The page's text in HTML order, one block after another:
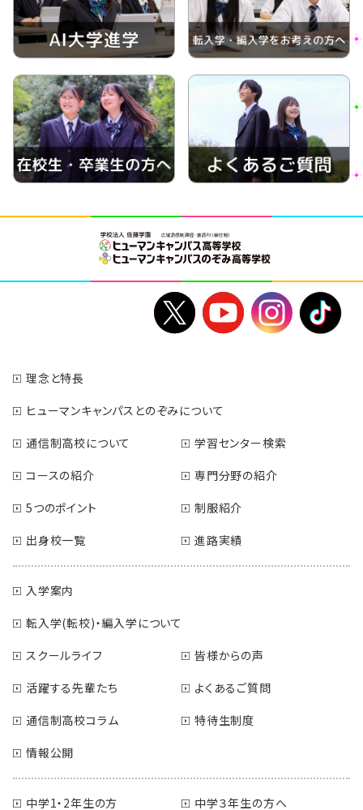
理念と特長
ヒューマンキャンパスとのぞみについて
通信制高校について
学習センター検索
コースの紹介
専門分野の紹介
5つのポイント
制服紹介
出身校一覧
進路実績
入学案内
転入学(転校)・編入学について
スクールライフ
皆様からの声
活躍する先輩たち
よくあるご質問
通信制高校コラム
特待生制度
情報公開
中学1・2年生の方 中学３年生の方へ